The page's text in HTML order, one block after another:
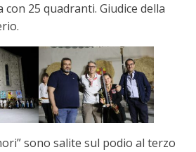
25 quadranti. Giudice della
sono salite sul podio al terzo